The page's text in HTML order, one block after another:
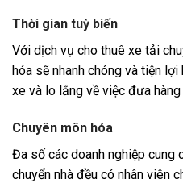
Thời gian tuỳ biến
Với dịch vụ cho thuê xe tải
hóa sẽ nhanh chóng và tiện
xe và lo lắng về việc đưa
Chuyên môn hóa
Đa số các doanh nghiệp cung
chuyển nhà đều có nhân viên